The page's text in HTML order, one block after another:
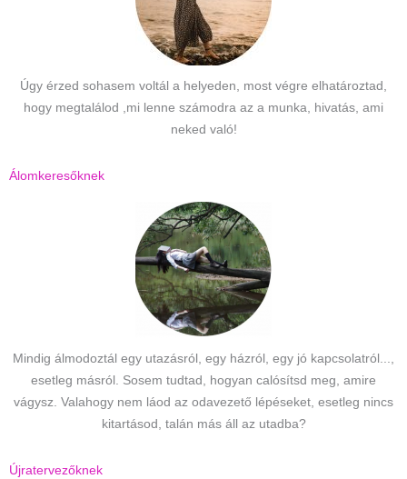
Úgy érzed sohasem voltál a helyeden, most végre elhatároztad,
hogy megtalálod ,mi lenne számodra az a munka, hivatás, ami
neked való!
Álomkeresőknek
Mindig álmodoztál egy utazásról, egy házról, egy jó kapcsolatról...,
esetleg másról. Sosem tudtad, hogyan calósítsd meg, amire
vágysz. Valahogy nem láod az odavezető lépéseket, esetleg nincs
kitartásod, talán más áll az utadba?
Újratervezőknek